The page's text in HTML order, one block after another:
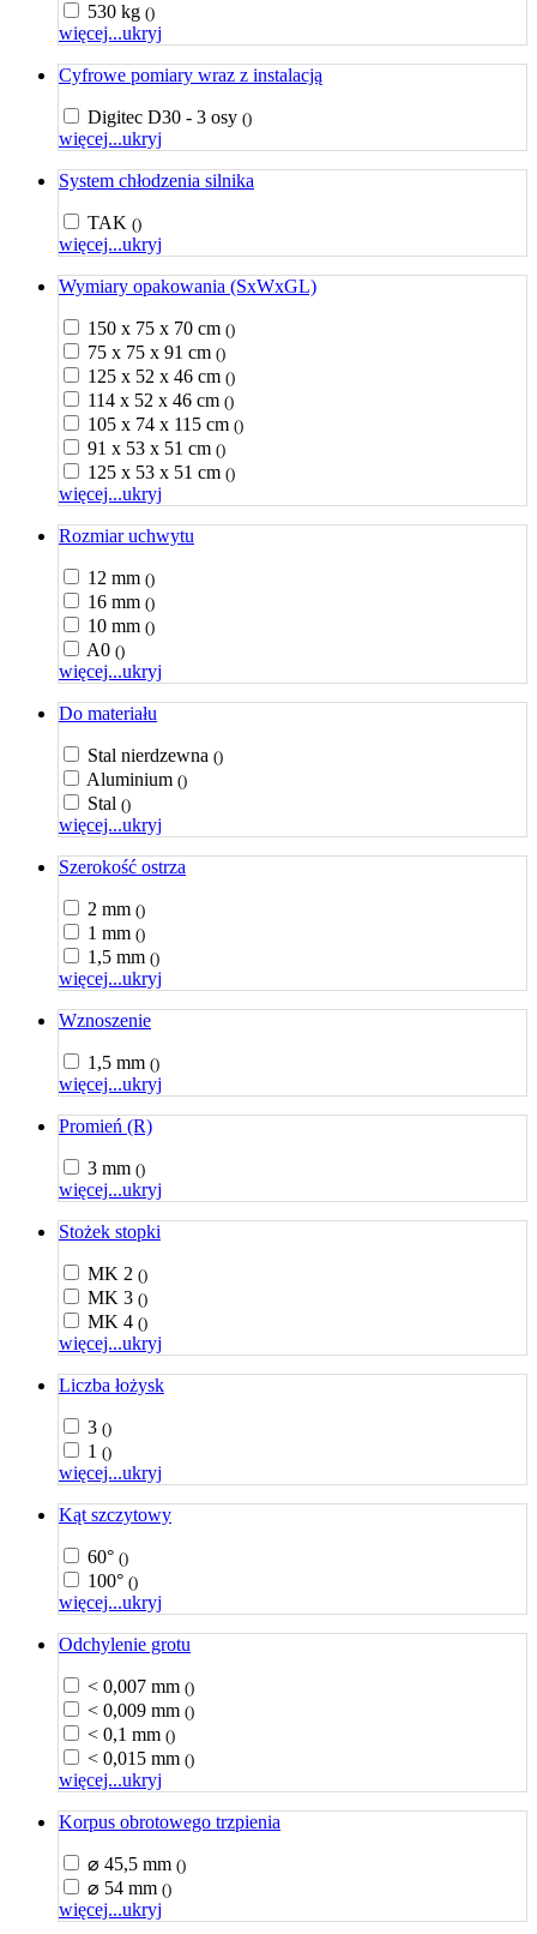
530 kg ()
więcej...ukryj
Cyfrowe pomiary wraz z instalacją
Digitec D30 - 3 osy ()
więcej...ukryj
System chłodzenia silnika
TAK ()
więcej...ukryj
Wymiary opakowania (SxWxGL)
150 x 75 x 70 cm ()
75 x 75 x 91 cm ()
125 x 52 x 46 cm ()
114 x 52 x 46 cm ()
105 x 74 x 115 cm ()
91 x 53 x 51 cm ()
125 x 53 x 51 cm ()
więcej...ukryj
Rozmiar uchwytu
12 mm ()
16 mm ()
10 mm ()
A0 ()
więcej...ukryj
Do materiału
Stal nierdzewna ()
Aluminium ()
Stal ()
więcej...ukryj
Szerokość ostrza
2 mm ()
1 mm ()
1,5 mm ()
więcej...ukryj
Wznoszenie
1,5 mm ()
więcej...ukryj
Promień (R)
3 mm ()
więcej...ukryj
Stożek stopki
MK 2 ()
MK 3 ()
MK 4 ()
więcej...ukryj
Liczba łożysk
3 ()
1 ()
więcej...ukryj
Kąt szczytowy
60° ()
100° ()
więcej...ukryj
Odchylenie grotu
< 0,007 mm ()
< 0,009 mm ()
< 0,1 mm ()
< 0,015 mm ()
więcej...ukryj
Korpus obrotowego trzpienia
⌀ 45,5 mm ()
⌀ 54 mm ()
więcej...ukryj